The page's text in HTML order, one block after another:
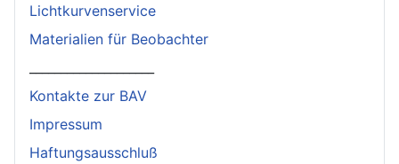
Lichtkurvenservice
Materialien für Beobachter
Kontakte zur BAV
Impressum
Haftungsausschluß